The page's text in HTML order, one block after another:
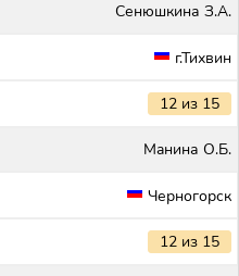
Сенюшкина З.А.
г.Тихвин
12 из 15
Maнина О.Б.
Черногорск
12 из 15